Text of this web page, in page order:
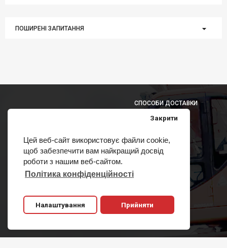
Цей веб-сайт використовує файли cookie,
щоб забезпечити вам найкращий досвід
роботи з нашим веб-сайтом.
Політика конфіденційності
Закрити
Налаштування Прийняти
ПОШИРЕНІ ЗАПИТАННЯ
СПОСОБИ ДОСТАВКИ
СПОСОБИ ОПЛАТИ